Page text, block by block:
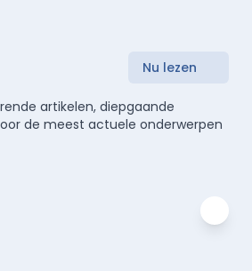
Nu lezen
artikelen, diepgaande
de meest actuele onderwerpen